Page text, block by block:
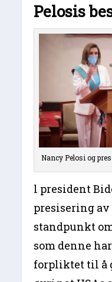
Pelosis
Nancy Pelosi og
l president
presisering
standpunkt
som denne
forpliktet til å